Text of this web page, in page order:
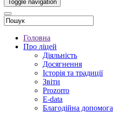
Toggle navigation
Головна
Про ліцей
Діяльність
Досягнення
Історія та традиції
Звіти
Prozorro
E-data
Благодійна допомога